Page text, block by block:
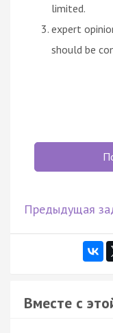
limited.
expert
should be
Предыдущая
Вместе с